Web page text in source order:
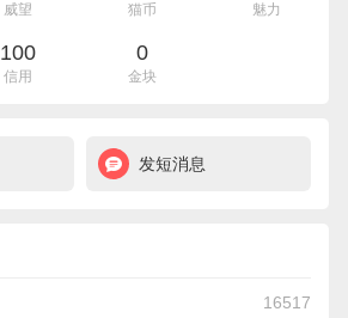
威望 猫币 魅力
100
信用
0
金块
发短消息
16517